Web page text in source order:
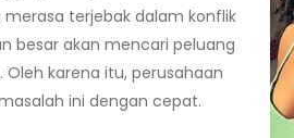
terjebak dalam konflik
besar akan mencari peluang
karena itu, perusahaan
ini dengan cepat.